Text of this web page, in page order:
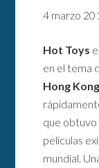
4 marzo
Hot Toys
en el tema
Hong Kong
que obtuvo
películas
mundial.